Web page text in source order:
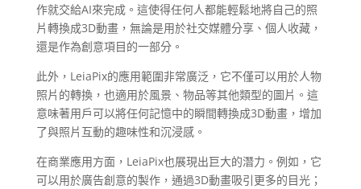
作就交給AI來完成。這使得任何人都能輕鬆地將自己的照
片轉換成3D動畫，無論是用於社交媒體分享、個人收藏，
還是作為創意項目的一部分。
此外，LeiaPix的應用範圍非常廣泛，它不僅可以用於人物
照片的轉換，也適用於風景、物品等其他類型的圖片。這
意味著用戶可以將任何記憶中的瞬間轉換成3D動畫，增加
了與照片互動的趣味性和沉浸感。
在商業應用方面，LeiaPix也展現出巨大的潛力。例如，它
可以用於廣告創意的製作，通過3D動畫吸引更多的目光；